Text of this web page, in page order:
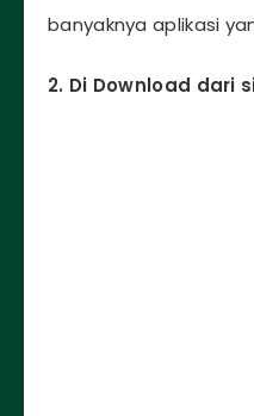
banyaknya aplikasi
2. Di Download dari